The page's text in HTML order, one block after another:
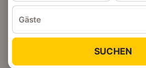
Gäste
SUCHEN